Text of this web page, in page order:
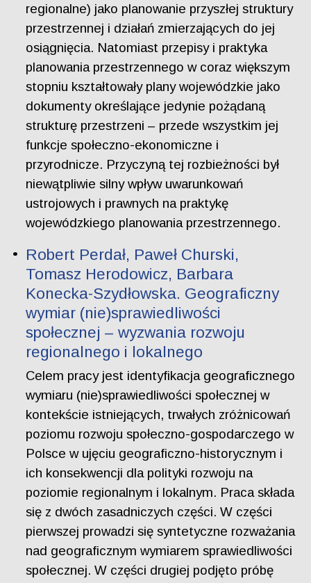
regionalne) jako planowanie przyszłej struktury
przestrzennej i działań zmierzających do jej
osiągnięcia. Natomiast przepisy i praktyka
planowania przestrzennego w coraz większym
stopniu kształtowały plany wojewódzkie jako
dokumenty określające jedynie pożądaną
strukturę przestrzeni – przede wszystkim jej
funkcje społeczno-ekonomiczne i
przyrodnicze. Przyczyną tej rozbieżności był
niewątpliwie silny wpływ uwarunkowań
ustrojowych i prawnych na praktykę
wojewódzkiego planowania przestrzennego.
Robert Perdał, Paweł Churski,
Tomasz Herodowicz, Barbara
Konecka-Szydłowska. Geograficzny
wymiar (nie)sprawiedliwości
społecznej – wyzwania rozwoju
regionalnego i lokalnego
Celem pracy jest identyfikacja geograficznego
wymiaru (nie)sprawiedliwości społecznej w
kontekście istniejących, trwałych zróżnicowań
poziomu rozwoju społeczno-gospodarczego w
Polsce w ujęciu geograficzno-historycznym i
ich konsekwencji dla polityki rozwoju na
poziomie regionalnym i lokalnym. Praca składa
się z dwóch zasadniczych części. W części
pierwszej prowadzi się syntetyczne rozważania
nad geograficznym wymiarem sprawiedliwości
społecznej. W części drugiej podjęto próbę